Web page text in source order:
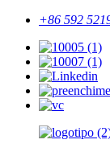
+86 592